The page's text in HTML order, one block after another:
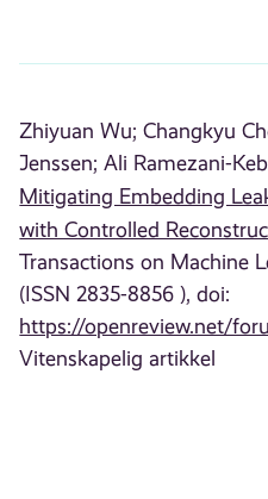
Zhiyuan Wu; Changkyu
Jenssen; Ali Ramezani-
Mitigating Embedding
with Controlled
Transactions on Machine
(ISSN 2835-8856 ), doi:
https://openreview.net/
Vitenskapelig artikkel